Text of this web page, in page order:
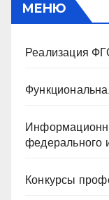
МЕНЮ
Реализация
федерального
Конкурсы